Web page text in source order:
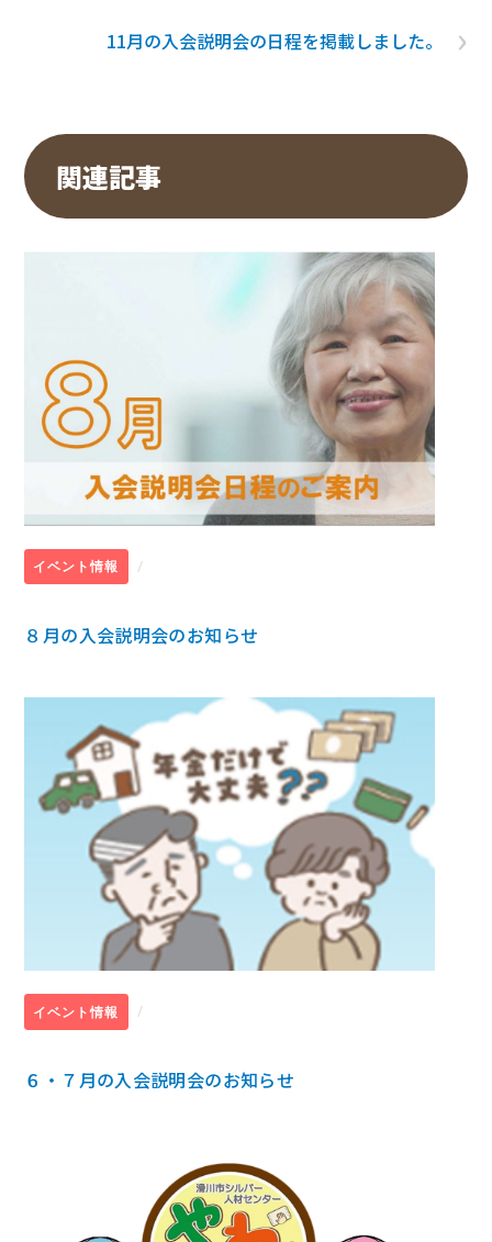
›
11月の入会説明会の日程を掲載しました。
関連記事
イベント情報 /
８月の入会説明会のお知らせ
イベント情報 /
６・７月の入会説明会のお知らせ